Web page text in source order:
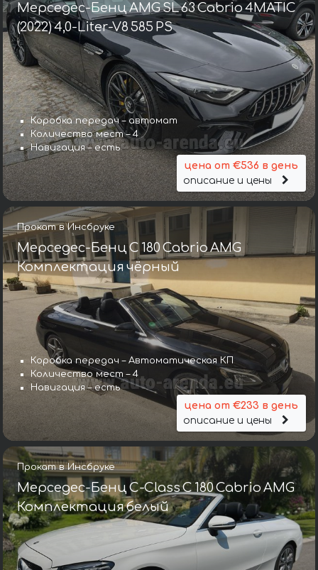
Мерседес-Бенц AMG SL 63 Cabrio 4MATIC
(2022) 4,0-Liter-V8 585 PS
Коробка передач – автомат
Количество мест – 4
Навигация – есть
цена от €536 в день
описание и цены
Прокат в Инсбруке
Мерседес-Бенц C 180 Cabrio AMG
Комплектация чёрный
Коробка передач – Автоматическая КП
Количество мест – 4
Навигация – есть
цена от €233 в день
описание и цены
Прокат в Инсбруке
Мерседес-Бенц C-Class C 180 Cabrio AMG
Комплектация белый